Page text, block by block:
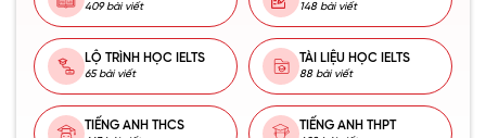
409 bài viết 148 bài viết
LỘ TRÌNH HỌC IELTS
65 bài viết
TÀI LIỆU HỌC IELTS
88 bài viết
TIẾNG ANH THCS TIẾNG ANH THPT